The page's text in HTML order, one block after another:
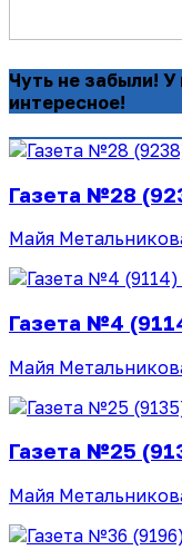
Чуть не забыли!
интересное!
Газета №28
Майя
Газета №4
Майя
Газета №25
Майя